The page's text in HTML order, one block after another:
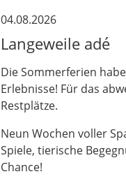
04.08.2026
Langeweile adé
Die Sommerferien
Erlebnisse! Für das
Restplätze.
Neun Wochen voller
Spiele, tierische
Chance!